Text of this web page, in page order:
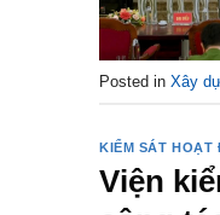
Posted in Xây
KIỂM SÁT HOẠT
Viện